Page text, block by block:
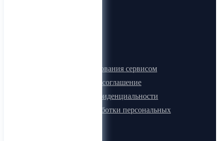
Правила пользования сервисом
Лицензионное соглашение
Политика конфиденциальности
Политика обработки персональных